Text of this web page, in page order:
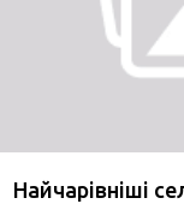
Найчарівніші